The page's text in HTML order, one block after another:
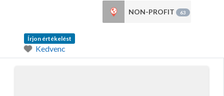
NON-PROFIT 63
Írjon értékelést
Kedvenc